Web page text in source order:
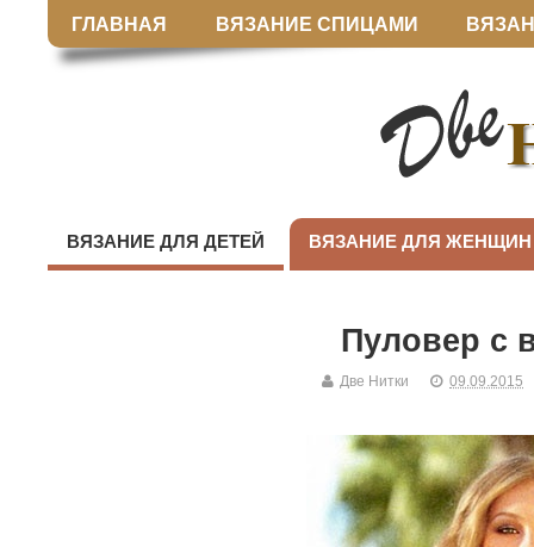
ГЛАВНАЯ ВЯЗАНИЕ СПИЦАМИ
ВЯЗАНИЕ ДЛЯ ДЕТЕЙ ВЯЗАНИЕ ДЛЯ ЖЕНЩИН
Пуловер с
Две Нитки 09.09.2015